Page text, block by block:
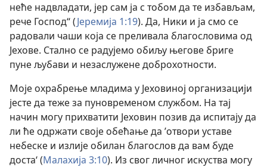
неће надвладати, јер сам ја с тобом да те избављам,
рече Господ“ (Јеремија 1:19). Да, Ники и ја смо се
радовали чаши која се преливала благословима од
Јехове. Стално се радујемо обиљу његове бриге
пуне љубави и незаслужене доброхотности.
Моје охрабрење младима у Јеховиној организацији
јесте да теже за пуновременом службом. На тај
начин могу прихватити Јеховин позив да испитају да
ли ће одржати своје обећање да ’отвори уставе
небеске и излије обилан благослов да вам буде
доста‘ (Малахија 3:10). Из свог личног искуства могу